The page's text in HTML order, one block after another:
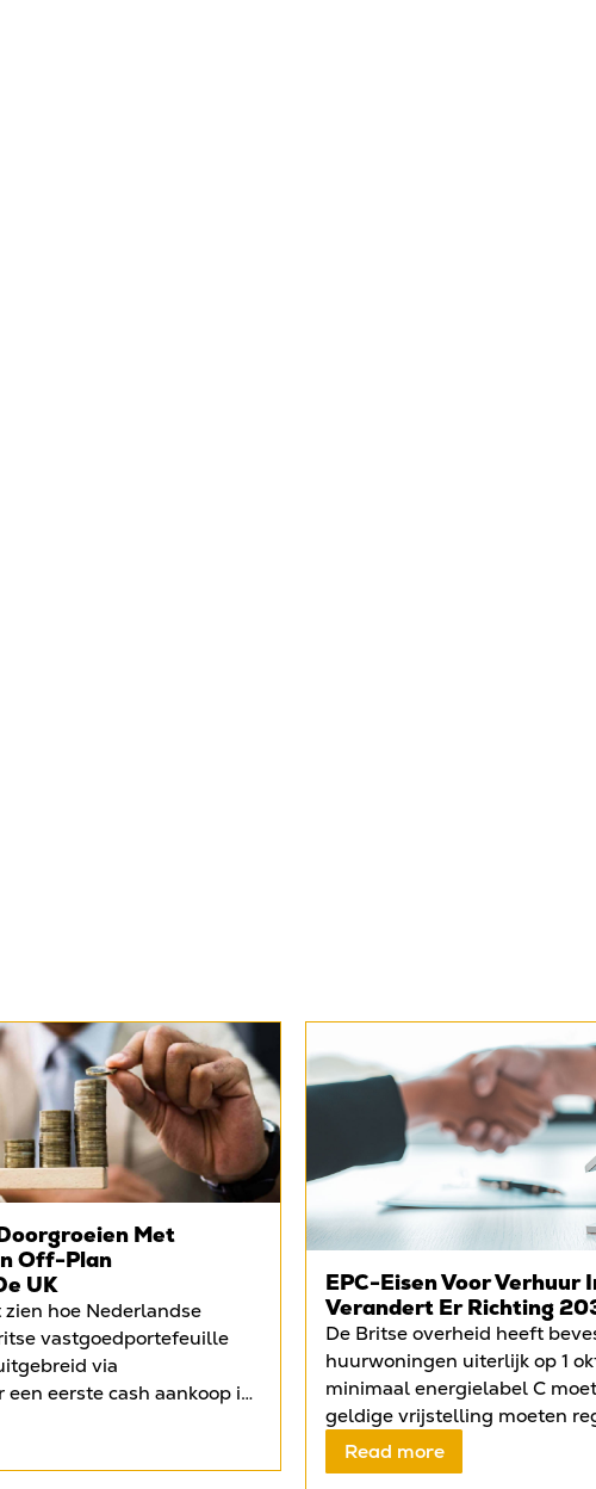
Met
Off-Plan
UK
hoe Nederlandse
vastgoedportefeuille
via
eerste cash aankoop in
in een multi-property
vrijspelen zonder
en tegelijkertijd een
EPC-Eisen Voor Verhuur
Verandert Er Richting
De Britse overheid heeft
huurwoningen uiterlijk op 1
minimaal energielabel C
geldige vrijstelling moeten
lagere investeringscaps en
de maatregel realistischer
Read more